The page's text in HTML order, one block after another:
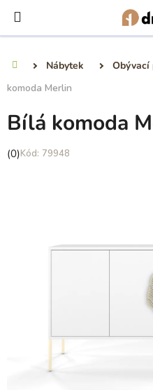
obsah
Nábytek Obývací
komoda Merlin
Bílá komoda
Průměrné
hvězdiček.
(0) 79948